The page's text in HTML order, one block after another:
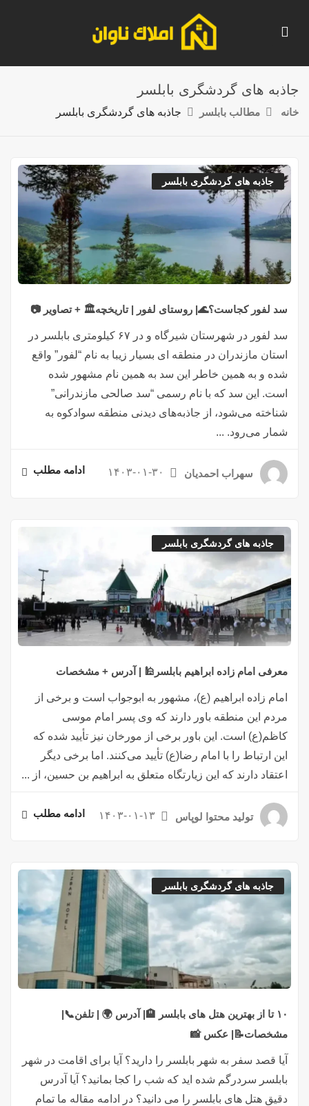
جاذبه های گردشگری بابلسر
خانه مطالب بابلسر جاذبه های گردشگری بابلسر
جاذبه های گردشگری بابلسر
سد لفور کجاست؟🌊| روستای لفور | تاریخچه🏛️ + تصاویر 📷
سد لفور در شهرستان شیرگاه و در ۶۷ کیلومتری بابلسر در
استان مازندران در منطقه ای بسیار زیبا به نام “لفور” واقع
شده و به همین خاطر این سد به همین نام مشهور شده
است. این سد که با نام رسمی “سد صالحی مازندرانی”
شناخته می‌شود، از جاذبه‌های دیدنی منطقه سوادکوه به
شمار می‌رود. ...
سهراب احمدیان ۱۴۰۳-۰۱-۳۰ ادامه مطلب
جاذبه های گردشگری بابلسر
معرفی امام زاده ابراهیم بابلسر🕌 | آدرس + مشخصات
امام زاده ابراهیم (ع)، مشهور به ابوجواب است و برخی از
مردم این منطقه باور دارند که وی پسر امام موسی
کاظم(ع) است. این باور برخی از مورخان نیز تأیید شده که
این ارتباط را با امام رضا(ع) تأیید می‌کنند. اما برخی دیگر
اعتقاد دارند که این زیارتگاه متعلق به ابراهیم بن حسین، از ...
تولید محتوا لوپاس ۱۴۰۳-۰۱-۱۳ ادامه مطلب
جاذبه های گردشگری بابلسر
۱۰ تا از بهترین هتل های بابلسر 🏨| آدرس 🌍 | تلفن📞|
مشخصات📝| عکس 📸
آیا قصد سفر به شهر بابلسر را دارید؟ آیا برای اقامت در شهر
بابلسر سردرگم شده اید که شب را کجا بمانید؟ آیا آدرس
دقیق هتل های بابلسر را می دانید؟ در ادامه مقاله ما تمام